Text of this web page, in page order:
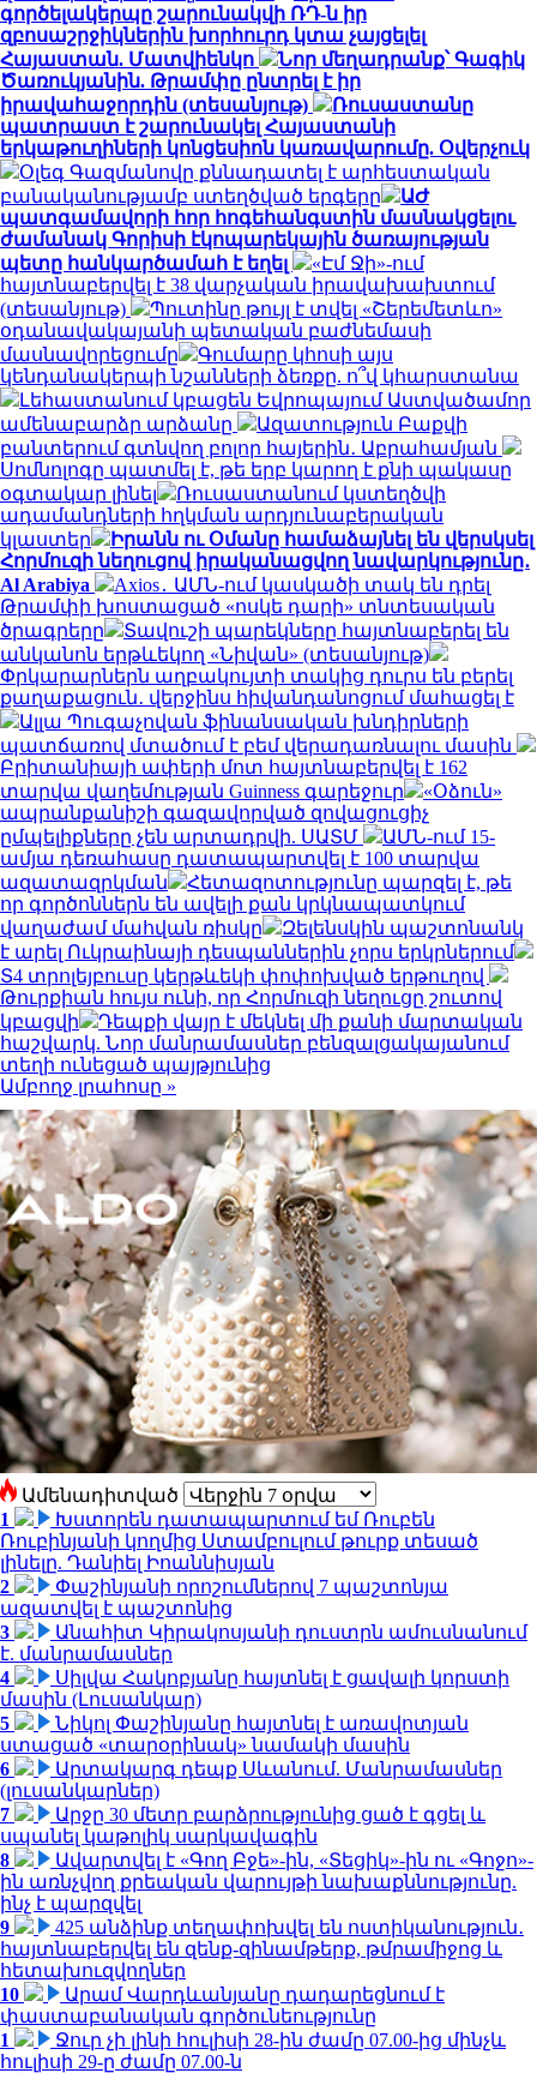
գործելակերպը շարունակվի ՌԴ-ն իր
զբոսաշրջիկներին խորհուրդ կտա չայցելել
Հայաստան. Մատվիենկո
Նոր մեղադրանք՝ Գագիկ
Ծառուկյանին. Թրամփը ընտրել է իր
իրավահաջորդին (տեսանյութ)
Ռուսաստանը
պատրաստ է շարունակել Հայաստանի
երկաթուղիների կոնցեսիոն կառավարումը. Օվերչուկ
Օլեգ Գազմանովը քննադատել է արհեստական
բանականությամբ ստեղծված երգերը
ԱԺ
պատգամավորի հոր հոգեհանգստին մասնակցելու
ժամանակ Գորիսի էկոպարեկային ծառայության
պետը հանկարծամահ է եղել
«Էմ Ջի»-ում
հայտնաբերվել է 38 վարչական իրավախախտում
(տեսանյութ)
Պուտինը թույլ է տվել «Շերեմետևո»
օդանավակայանի պետական բաժնեմասի
մասնավորեցումը
Գումարը կհոսի այս
կենդանակերպի նշանների ձեռքը. ո՞վ կհարստանա
Լեհաստանում կբացեն Եվրոպայում Աստվածամոր
ամենաբարձր արձանը
Ազատություն Բաքվի
բանտերում գտնվող բոլոր հայերին․ Աբրահամյան
Սոմնոլոգը պատմել է, թե երբ կարող է քնի պակասը
օգտակար լինել
Ռուսաստանում կստեղծվի
ադամանդների հղկման արդյունաբերական
կլաստեր
Իրանն ու Օմանը համաձայնել են վերսկսել
Հորմուզի նեղուցով իրականացվող նավարկությունը․
Al Arabiya
Axios․ ԱՄՆ-ում կասկածի տակ են դրել
Թրամփի խոստացած «ոսկե դարի» տնտեսական
ծրագրերը
Տավուշի պարեկները հայտնաբերել են
անկանոն երթևեկող «Նիվան» (տեսանյութ)
Փրկարարներն աղբակույտի տակից դուրս են բերել
քաղաքացուն․ վերջինս հիվանդանոցում մահացել է
Ալլա Պուգաչովան ֆինանսական խնդիրների
պատճառով մտածում է բեմ վերադառնալու մասին
Բրիտանիայի ափերի մոտ հայտնաբերվել է 162
տարվա վաղեմության Guinness գարեջուր
«Օձուն»
ապրանքանիշի գազավորված զովացուցիչ
ըմպելիքները չեն արտադրվի. ՍԱՏՄ
ԱՄՆ-ում 15-
ամյա դեռահասը դատապարտվել է 100 տարվա
ազատազրկման
Հետազոտությունը պարզել է, թե
որ գործոններն են ավելի քան կրկնապատկում
վաղաժամ մահվան ռիսկը
Զելենսկին պաշտոնանկ
է արել Ուկրաինայի դեսպաններին չորս երկրներում
Տ4 տրոլեյբուսը կերթևեկի փոփոխված երթուղով
Թուրքիան հույս ունի, որ Հորմուզի նեղուցը շուտով
կբացվի
Դեպքի վայր է մեկնել մի քանի մարտական
հաշվարկ. Նոր մանրամասներ բենզալցակայանում
տեղի ունեցած պայթյունից
Ամբողջ լրահոսը »
Ամենադիտված
1
Խստորեն դատապարտում եմ Ռուբեն
Ռուբինյանի կողմից Ստամբուլում թուրք տեսած
լինելը. Դանիել Իոաննիսյան
2
Փաշինյանի որոշումներով 7 պաշտոնյա
ազատվել է պաշտոնից
3
Անահիտ Կիրակոսյանի դուստրն ամուսնանում
է. մանրամասներ
4
Սիլվա Հակոբյանը հայտնել է ցավալի կորստի
մասին (Լուսանկար)
5
Նիկոլ Փաշինյանը հայտնել է առավոտյան
ստացած «տարօրինակ» նամակի մասին
6
Արտակարգ դեպք Սևանում. Մանրամասներ
(լուսանկարներ)
7
Արջը 30 մետր բարձրությունից ցած է գցել և
սպանել կաթոլիկ սարկավագին
8
Ավարտվել է «Գող Բջե»-ին, «Տեցիկ»-ին ու «Գոջո»-
ին առնչվող քրեական վարույթի նախաքննությունը.
ինչ է պարզվել
9
425 անձինք տեղափոխվել են ոստիկանություն․
հայտնաբերվել են զենք-զինամթերք, թմրամիջոց և
հետախուզվողներ
10
Արամ Վարդևանյանը դադարեցնում է
փաստաբանական գործունեությունը
1
Ջուր չի լինի հուլիսի 28-ին ժամը 07.00-ից մինչև
հուլիսի 29-ը ժամը 07.00-ն